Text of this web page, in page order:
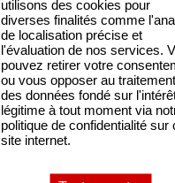
utilisons des cookies pour
diverses finalités comme
de localisation précise et
l'évaluation de nos services.
pouvez retirer votre
ou vous opposer au traitement
des données fondé sur
légitime à tout moment via
politique de confidentialité sur
site internet.